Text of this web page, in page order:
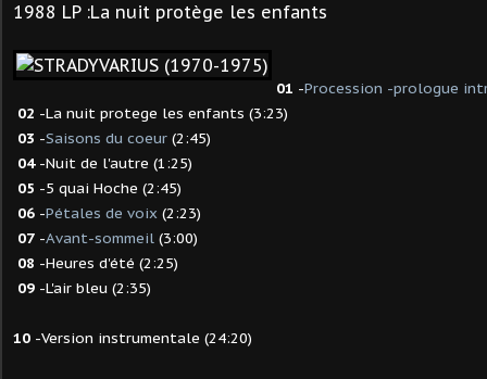
1988 LP :La nuit protège les enfants
01 -Procession -prologue
02 -La nuit protege les enfants (3:23)
03 -Saisons du coeur (2:45)
04-Nuit de l'autre (1:25)
05 -5 quai Hoche (2:45)
06 -Pétales de voix (2:23)
07 -Avant-sommeil (3:00)
08 -Heures d'été (2:25)
09 -L'air bleu (2:35)
10 -Version instrumentale (24:20)